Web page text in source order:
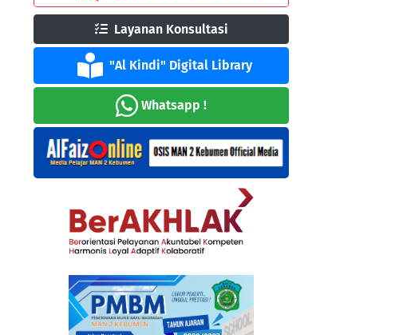
Layanan Konsultasi
"Al Kindi" Digital Library
Whatsapp !